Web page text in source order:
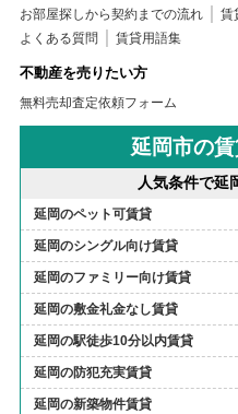
お部屋探しから契約までの流れ
賃
よくある質問
賃貸用語集
不動産を売りたい方
無料売却査定依頼フォーム
延岡市の
人気条件で延
延岡のペット可賃貸
延岡のシングル向け賃貸
延岡のファミリー向け賃貸
延岡の敷金礼金なし賃貸
延岡の駅徒歩10分以内賃貸
延岡の防犯充実賃貸
延岡の新築物件賃貸